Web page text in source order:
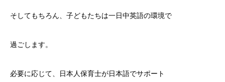
そしてもちろん、子どもたちは一日中英語の環境で
過ごします。
必要に応じて、日本人保育士が日本語でサポート